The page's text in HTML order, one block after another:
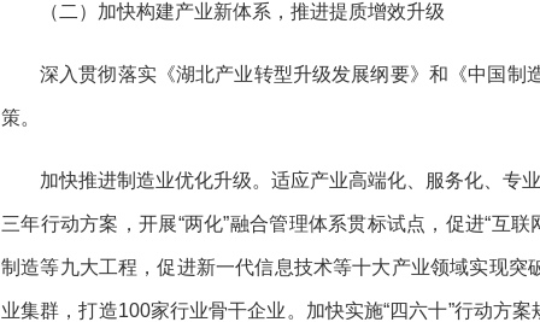
（二）加快构建产业新体系，推进提质增效升级
深入贯彻落实《湖北产业转型升级发展纲要》和《中国制
策。
加快推进制造业优化升级。适应产业高端化、服务化、专
三年行动方案，开展“两化”融合管理体系贯标试点，促进“互
制造等九大工程，促进新一代信息技术等十大产业领域实现突
业集群，打造100家行业骨干企业。加快实施“四六十”行动方